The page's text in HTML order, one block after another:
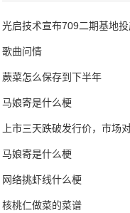
s&t bancorp, inc.：
为3300万美元，每
股净收入0.85美元
光启技术宣布709二期基地
歌曲问情
蕨菜怎么保存到下半年
马娘寄是什么梗
上市三天跌破发行价，市场
了吗？
马娘寄是什么梗
网络挑虾线什么梗
核桃仁做菜的菜谱